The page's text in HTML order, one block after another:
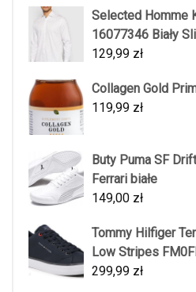
Selected Homme
16077346 Biały
129,99 zł
Collagen Gold
119,99 zł
Buty Puma SF
Ferrari białe
149,00 zł
Tommy Hilfiger
Low Stripes
299,99 zł